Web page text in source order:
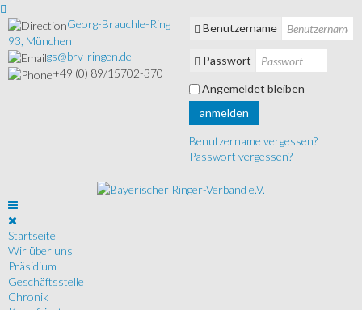
Georg-Brauchle-Ring
93, München
gs@brv-ringen.de
+49 (0) 89/15702-370
Benutzername
Passwort
Angemeldet bleiben
anmelden
Benutzername vergessen?
Passwort vergessen?
Startseite
Wir über uns
Präsidium
Geschäftsstelle
Chronik